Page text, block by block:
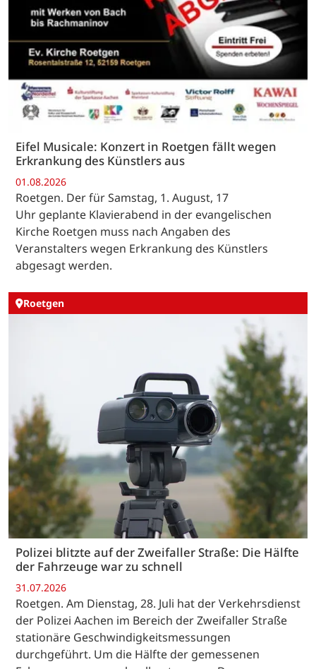
Eifel Musicale: Konzert in Roetgen fällt wegen
Erkrankung des Künstlers aus
01.08.2026
Roetgen. Der für Samstag, 1. August, 17
Uhr geplante Klavierabend in der evangelischen
Kirche Roetgen muss nach Angaben des
Veranstalters wegen Erkrankung des Künstlers
abgesagt werden.
Roetgen
Polizei blitzte auf der Zweifaller Straße: Die Hälfte
der Fahrzeuge war zu schnell
31.07.2026
Roetgen. Am Dienstag, 28. Juli hat der Verkehrsdienst
der Polizei Aachen im Bereich der Zweifaller Straße
stationäre Geschwindigkeitsmessungen
durchgeführt. Um die Hälfte der gemessenen